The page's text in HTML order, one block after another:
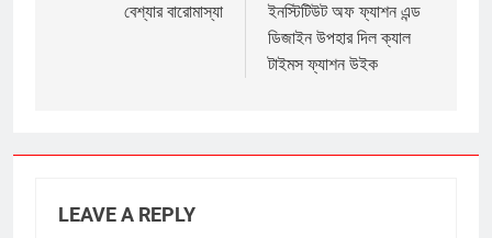
navigation
বেশ্যার বারোমাস্যা
ইনস্টিটিউট অফ ফ্যাশন এন্ড
ডিজাইন উপহার দিল ক্যাল
টাইমস ফ্যাশন উইক
LEAVE A REPLY